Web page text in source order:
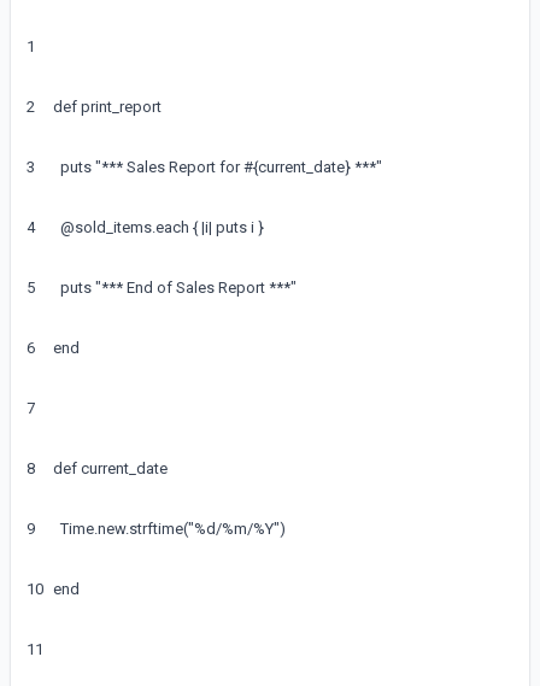
1
2
3
4
5
6
7
8
9
10
11
def print_report
puts "*** Sales Report for #{current_date} ***"
@sold_items.each { |i| puts i }
puts "*** End of Sales Report ***"
end
def current_date
Time.new.strftime("%d/%m/%Y")
end